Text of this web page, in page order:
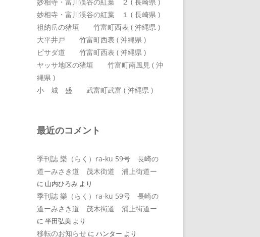
妙相寺・富川渓谷の紅葉 １ ( 長崎県 )
祖納岳の猪垣 竹富町西表 ( 沖縄県 )
大平井戸 竹富町西表 ( 沖縄県 )
ピサダ道 竹富町西表 ( 沖縄県 )
ヤッサ地区の猪垣 竹富町南風見 ( 沖
縄県 )
小 城 盛 武富町武富 ( 沖縄県 )
最近のコメント
季刊誌 樂（らく）ra-ku 59号 長崎の
道ーみさき道 茂木街道 浦上街道ー
に 山内ひろみ より
季刊誌 樂（らく）ra-ku 59号 長崎の
道ーみさき道 茂木街道 浦上街道ー
に 半田弘美 より
移転のお知らせ に ハンター より